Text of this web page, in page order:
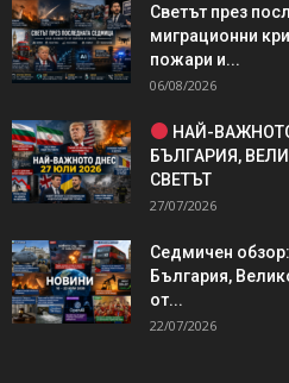
Светът през
миграционни
пожари и...
06/08/2026
НАЙ-
БЪЛГАРИЯ,
СВЕТЪТ
27/07/2026
Седмичен
България,
от...
22/07/2026